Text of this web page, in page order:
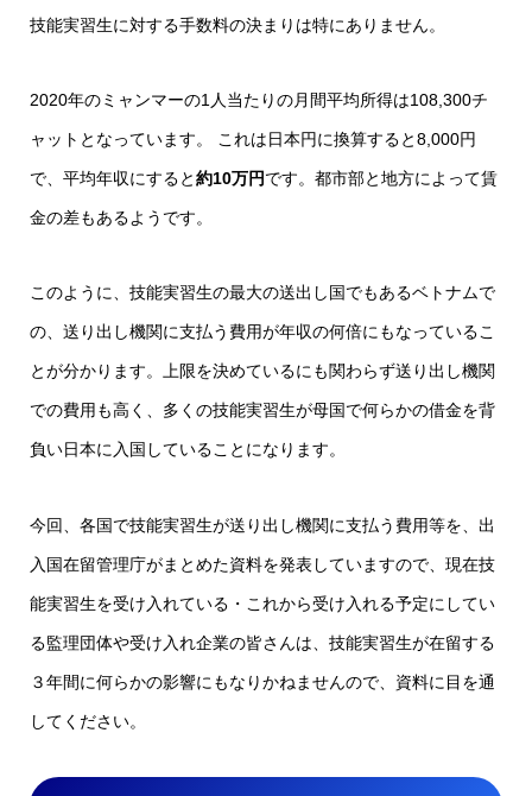
技能実習生に対する手数料の決まりは特にありません。
2020年のミャンマーの1人当たりの月間平均所得は108,300チ
ャットとなっています。 これは日本円に換算すると8,000円
で、平均年収にすると約10万円です。都市部と地方によって賃
金の差もあるようです。
このように、技能実習生の最大の送出し国でもあるベトナムで
の、送り出し機関に支払う費用が年収の何倍にもなっているこ
とが分かります。上限を決めているにも関わらず送り出し機関
での費用も高く、多くの技能実習生が母国で何らかの借金を背
負い日本に入国していることになります。
今回、各国で技能実習生が送り出し機関に支払う費用等を、出
入国在留管理庁がまとめた資料を発表していますので、現在技
能実習生を受け入れている・これから受け入れる予定にしてい
る監理団体や受け入れ企業の皆さんは、技能実習生が在留する
３年間に何らかの影響にもなりかねませんので、資料に目を通
してください。